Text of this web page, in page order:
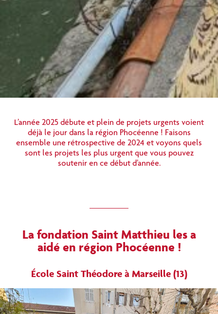
L’année 2025 débute et plein de projets urgents voient
déjà le jour dans la région Phocéenne ! Faisons
ensemble une rétrospective de 2024 et voyons quels
sont les projets les plus urgent que vous pouvez
soutenir en ce début d’année.
La fondation Saint Matthieu les a
aidé en région Phocéenne !
École Saint Théodore à Marseille (13)